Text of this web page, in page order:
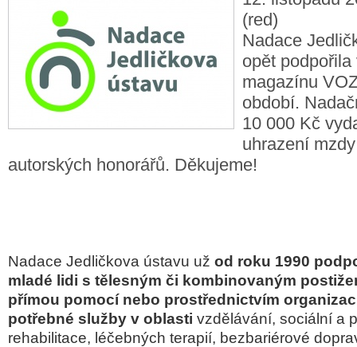
(red)
Nadace
opět
magazínu
období.
10 000 Kč
uhrazení
autorských honorářů. Děkujeme!
Nadace Jedličkova ústavu už od roku 1990
mladé lidi s tělesným či kombinovaným
přímou pomocí nebo prostřednictvím
potřebné služby v oblasti vzdělávání, sociální a
rehabilitace, léčebných terapií, bezbariérové